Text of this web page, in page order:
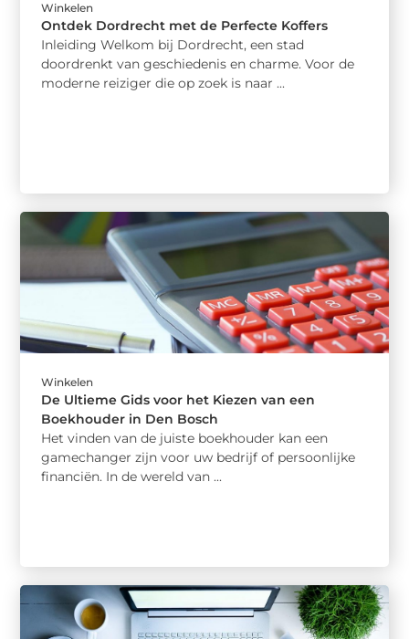
Winkelen
Ontdek Dordrecht met de Perfecte Koffers
Inleiding Welkom bij Dordrecht, een stad
doordrenkt van geschiedenis en charme. Voor de
moderne reiziger die op zoek is naar ...
Winkelen
De Ultieme Gids voor het Kiezen van een
Boekhouder in Den Bosch
Het vinden van de juiste boekhouder kan een
gamechanger zijn voor uw bedrijf of persoonlijke
financiën. In de wereld van ...